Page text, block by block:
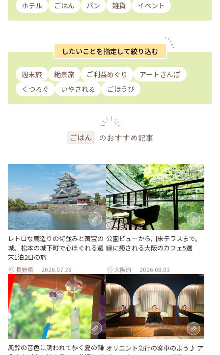
ホテル
ごはん パン 雑貨 イベント
したいことを指定して絞り込む
週末旅 絶景旅 ご利益めぐり
アートさんぽ
くつろぐ
いやされる ごほうび
ごはん のおすすめ記事
レトロな蔵造りの街並みと国宝の
城。松本の城下町で心ほぐれる週
末1泊2日の旅
長野県 2026.07.28
公園ビューから川床テラスまで。
緑に癒される大阪のカフェ5選
大阪府 2026.08.03
風鈴の音色に誘われて歩く夏の鎌 オリエント急行の客車のよう♪ ア